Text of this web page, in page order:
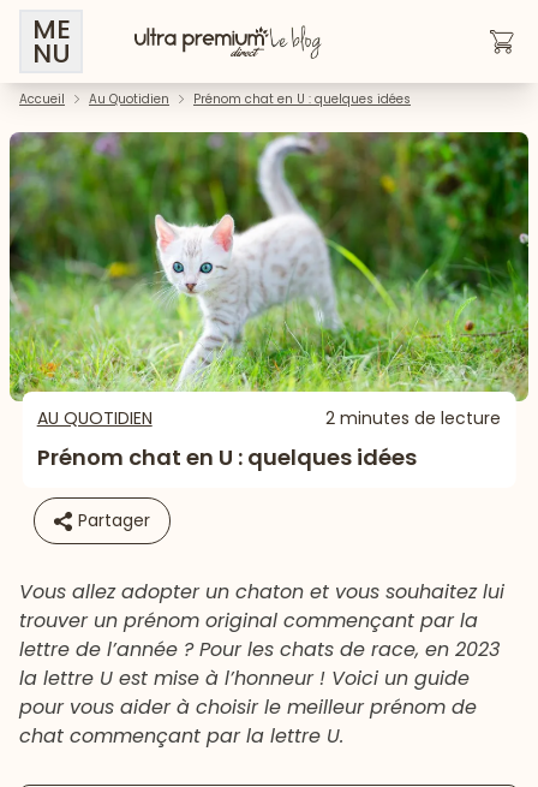
ME
NU
Accueil Au Quotidien Prénom chat en U : quelques idées
AU QUOTIDIEN 2 minutes de lecture
Prénom chat en U : quelques idées
Partager
Vous allez adopter un chaton et vous souhaitez lui
trouver un prénom original commençant par la
lettre de l’année ? Pour les chats de race, en 2023
la lettre U est mise à l’honneur ! Voici un guide
pour vous aider à choisir le meilleur prénom de
chat commençant par la lettre U.